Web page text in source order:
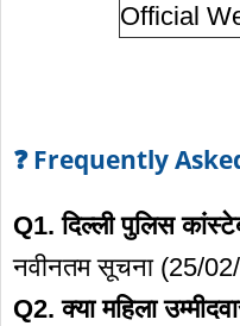
Official
❓ Frequently
Q1. दिल्ली पुलिस
नवीनतम सूचना (25/
Q2. क्या महिला